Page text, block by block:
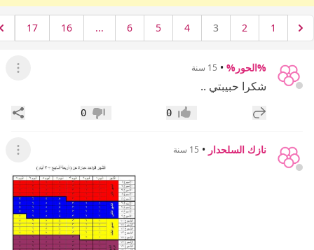
1
2
3
4
5
6
...
16
17
%الحور% • 15 سنة عرض
شكرا حبيبتي ..
إضافة رد جديد إعجاب0 عدم إعجاب
0
نازك السلحدار • 15 سنة عرض